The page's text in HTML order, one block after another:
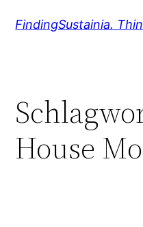
InhaltFindingSustainia.
House